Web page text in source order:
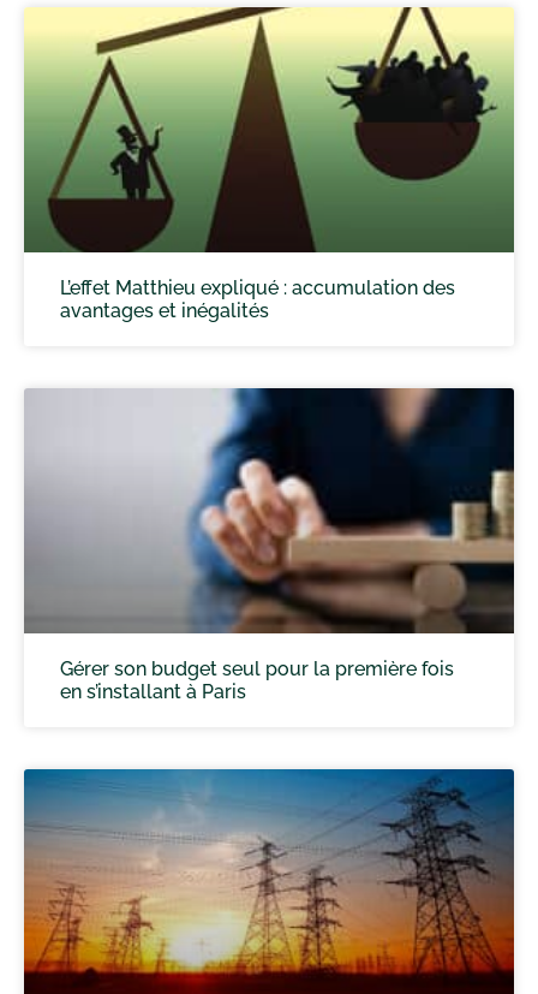
L’effet Matthieu expliqué : accumulation des
avantages et inégalités
Gérer son budget seul pour la première fois
en s’installant à Paris